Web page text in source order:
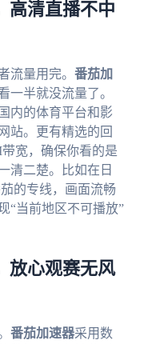
高清直播不中
流量用完。 番茄加
一半就没流量了。
内的体育平台和影
站。更有精选的回
宽，确保你看的是
清二楚。比如在日
的专线，画面流畅
“当前地区不可播放”
放心观赛无风
番茄加速器采用数